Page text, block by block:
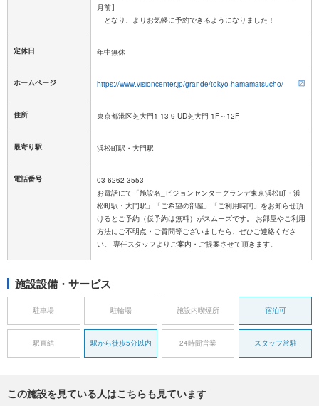
月前】
定休日
ホームページ https://www.visioncenter.jp/grande/tokyo-hamamatsucho/
住所 東京都港区芝大門1-13-9 UD芝大門 1F～12F
最寄り駅 浜松町駅・大門駅
電話番号
03-6262-3553
お電話にて「施設名_ビジョンセンターグランデ東京浜松町・浜
松町駅・大門駅」「ご希望の部屋」「ご利用時間」をお知らせ頂
けるとご予約（仮予約は無料）がスムーズです。 お部屋やご利用
方法にご不明点・ご質問等ございましたら、ぜひご連絡くださ
い。 専任スタッフよりご案内・ご提案させて頂きます。
施設設備・サービス
駐車場 駐輪場 施設内喫煙所 宿泊可
駅直結 駅から徒歩5分以内 24時間営業 スタッフ常駐
この施設を見ている人はこちらも見ています